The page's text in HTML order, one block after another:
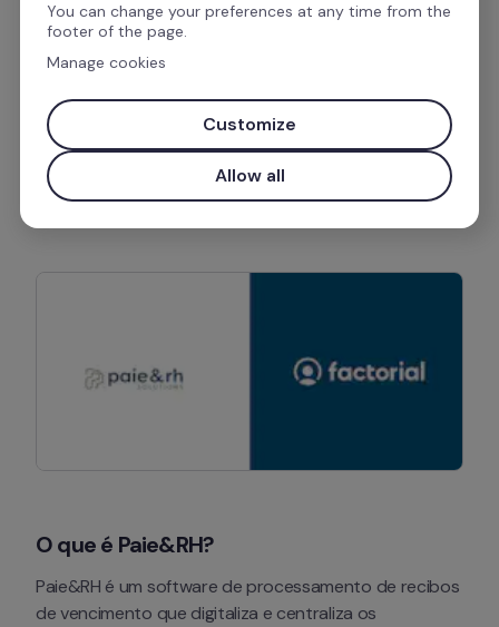
Folha de pagamento
Mais informações
O que é Paie&RH?
Paie&RH é um software de processamento de recibos
de vencimento que digitaliza e centraliza os
You can change your preferences at any time from the
footer of the page.
Manage cookies
Customize
Allow all